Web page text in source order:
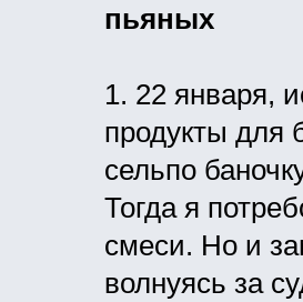
пьяных
1. 22 января,
продукты для
сельпо
Тогда я
смеси. Но и
волнуясь за